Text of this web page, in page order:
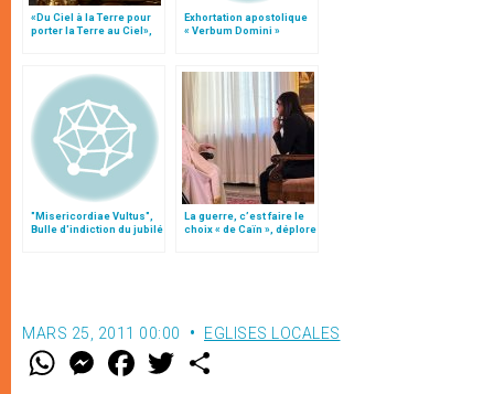
«Du Ciel à la Terre pour
porter la Terre au Ciel»,
Exhortation apostolique
« Verbum Domini »
"Misericordiae Vultus",
Bulle d'indiction du jubilé
La guerre, c’est faire le
choix « de Caïn », déplore
MARS 25, 2011 00:00 EGLISES LOCALES
W M
e
F
a w